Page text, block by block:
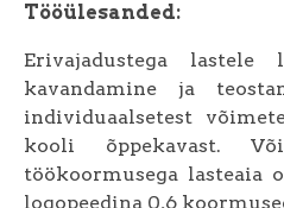
Tööülesanded:
Erivajadustega lastele
kavandamine ja
individuaalsetest
kooli õppekavast.
töökoormusega lasteaia
logopeedina 0,6